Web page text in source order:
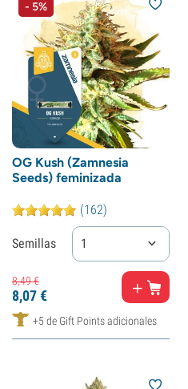
- 5%
OG Kush (Zamnesia
Seeds) feminizada
(162)
Semillas 1
8,49€
8,07€
+5 de Gift Points adicionales